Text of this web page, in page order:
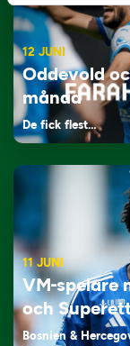
12 JUNI
Oddevold
månad
De fick flest…
11 JUNI
VM-spelare
och
Bosnien &